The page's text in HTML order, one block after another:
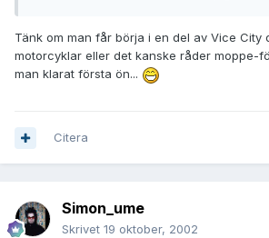
Tänk om man får börja i en del av Vice City
motorcyklar eller det kanske råder moppe-
man klarat första ön...
Citera
Simon_ume
Skrivet 19 oktober, 2002